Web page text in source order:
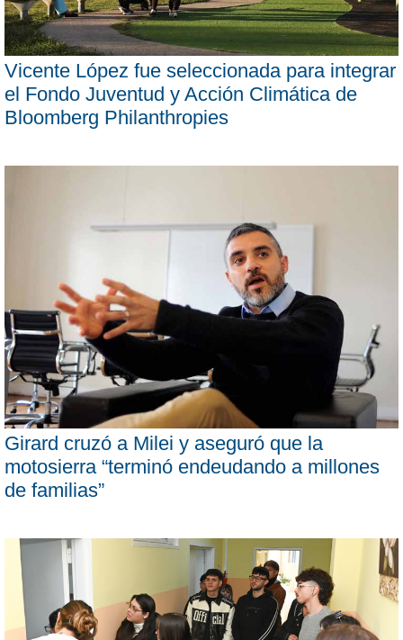
Vicente López fue seleccionada para integrar
el Fondo Juventud y Acción Climática de
Bloomberg Philanthropies
Girard cruzó a Milei y aseguró que la
motosierra “terminó endeudando a millones
de familias”